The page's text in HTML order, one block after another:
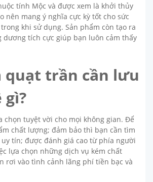
tính Mộc và được xem là khởi thủy
nên mang ý nghĩa cực kỳ tốt cho sức
khi sử dụng. Sản phẩm còn tạo ra
dương tích cực giúp bạn luôn cảm thấy
quạt trần cần lưu
gì?
chọn tuyệt vời cho mọi không gian. Để
chất lượng; đảm bảo thì bạn cần tìm
tín; được đánh giá cao từ phía người
lựa chọn những dịch vụ kém chất
rơi vào tình cảnh lãng phí tiền bạc và